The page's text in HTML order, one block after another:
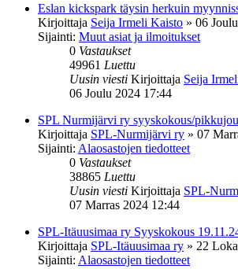
Eslan kickspark täysin herkuin
Kirjoittaja Seija Irmeli Kaisto » 06
Sijainti: Muut asiat ja ilmoitukset
0 Vastaukset
49961 Luettu
Uusin viesti Kirjoittaja Seija
06 Joulu 2024 17:44
SPL Nurmijärvi ry syyskokous/
Kirjoittaja SPL-Nurmijärvi ry » 07
Sijainti: Alaosastojen tiedotteet
0 Vastaukset
38865 Luettu
Uusin viesti Kirjoittaja SPL-
07 Marras 2024 12:44
SPL-Itäuusimaa ry Syyskokous
Kirjoittaja SPL-Itäuusimaa ry » 22
Sijainti: Alaosastojen tiedotteet